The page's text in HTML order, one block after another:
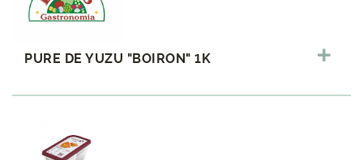
PURE DE YUZU "BOIRON" 1K